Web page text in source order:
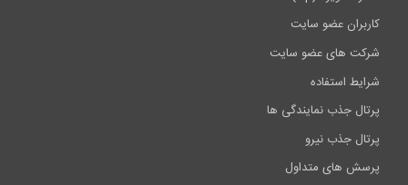
کاربران عضو سایت
شرکت های عضو سایت
شرایط استفاده
پرتال جذب نمایندگی ها
پرتال جذب نیرو
پرسش های متداول